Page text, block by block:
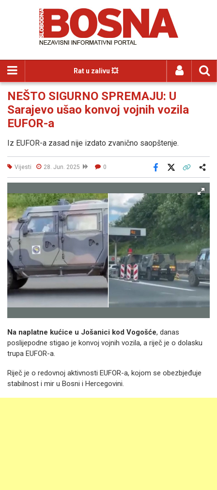
Rat u zalivu 💥
NEŠTO SIGURNO SPREMAJU: U
Sarajevo ušao konvoj vojnih vozila
EUFOR-a
Iz EUFOR-a zasad nije izdato zvanično saopštenje.
Vijesti 28. Jun. 2025 0
Facebook
Na naplatne kućice u Jošanici kod Vogošće, danas
poslijepodne stigao je konvoj vojnih vozila, a riječ je o dolasku
trupa EUFOR-a.
Riječ je o redovnoj aktivnosti EUFOR-a, kojom se obezbjeđuje
stabilnost i mir u Bosni i Hercegovini.